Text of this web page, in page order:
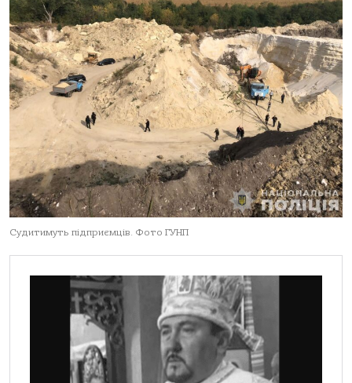
Судитимуть підприємців. Фото ГУНП